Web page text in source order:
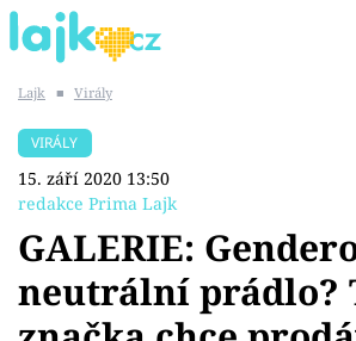
SHOPAHOLICADEL
Témata
Lajk ■ Virály
VIRÁLY
15. září 2020 13:50
redakce Prima Lajk
GALERIE:
neutrální prádlo?